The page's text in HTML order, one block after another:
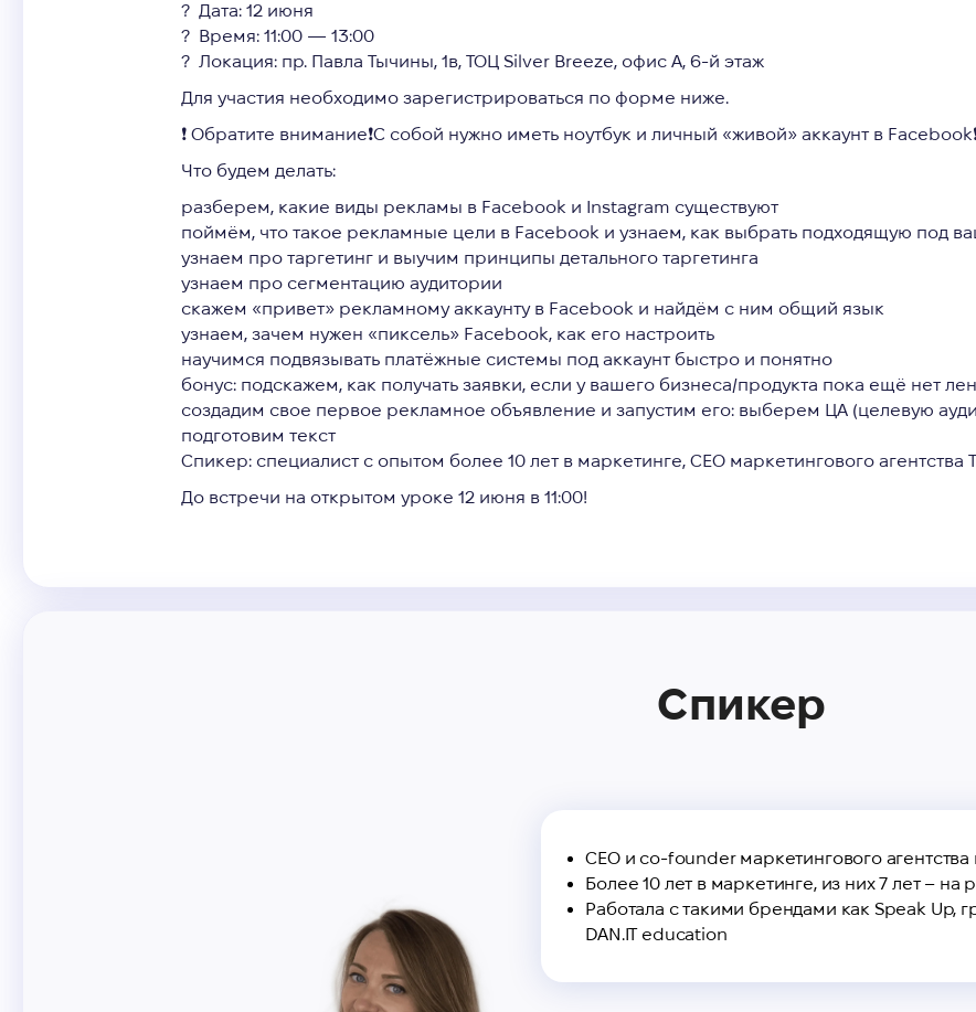
? Дата: 12 июня
? Время: 11:00 — 13:00
? Локация: пр. Павла Тычины, 1в, ТОЦ Silver Breeze, офис А, 6-й этаж
Для участия необходимо зарегистрироваться по форме ниже.
❗Обратите внимание❗С собой нужно иметь ноутбук и личный «живой» аккаунт в Facebook
Что будем делать:
разберем, какие виды рекламы в Facebook и Instagram существуют
поймём, что такое рекламные цели в Facebook и узнаем, как выбрать подходящую под
узнаем про таргетинг и выучим принципы детального таргетинга
узнаем про сегментацию аудитории
скажем «привет» рекламному аккаунту в Facebook и найдём с ним общий язык
узнаем, зачем нужен «пиксель» Facebook, как его настроить
научимся подвязывать платёжные системы под аккаунт быстро и понятно
бонус: подскажем, как получать заявки, если у вашего бизнеса/продукта пока ещё нет
создадим свое первое рекламное объявление и запустим его: выберем ЦА (целевую
подготовим текст
Спикер: специалист с опытом более 10 лет в маркетинге, CEO маркетингового агентства
До встречи на открытом уроке 12 июня в 11:00!
Спикер
СЕО и co-founder маркетингового агентства
Более 10 лет в маркетинге, из них 7 лет – на
Работала с такими брендами как Speak Up,
DAN.IT education